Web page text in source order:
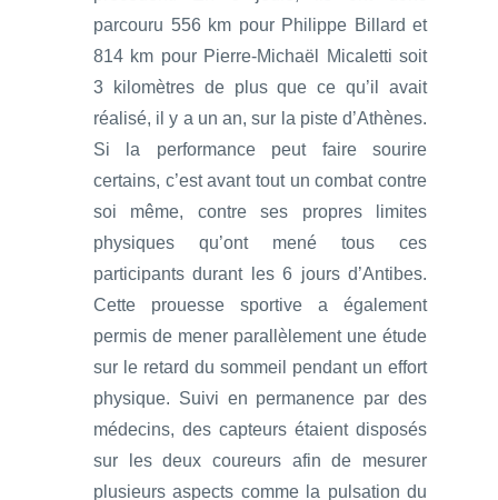
parcouru 556 km pour Philippe Billard et
814 km pour Pierre-Michaël Micaletti soit
3 kilomètres de plus que ce qu’il avait
réalisé, il y a un an, sur la piste d’Athènes.
Si la performance peut faire sourire
certains, c’est avant tout un combat contre
soi même, contre ses propres limites
physiques qu’ont mené tous ces
participants durant les 6 jours d’Antibes.
Cette prouesse sportive a également
permis de mener parallèlement une étude
sur le retard du sommeil pendant un effort
physique. Suivi en permanence par des
médecins, des capteurs étaient disposés
sur les deux coureurs afin de mesurer
plusieurs aspects comme la pulsation du